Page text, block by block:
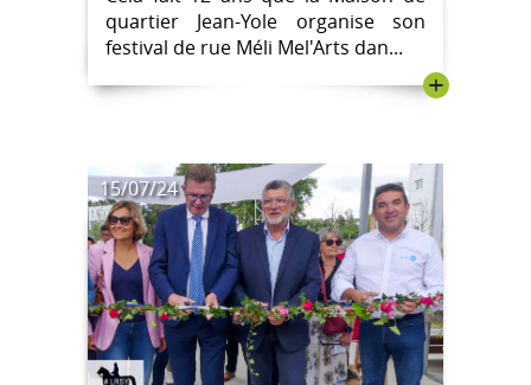
quartier Jean-Yole organise son
festival de rue Méli Mel'Arts dan...
+
15/07/24